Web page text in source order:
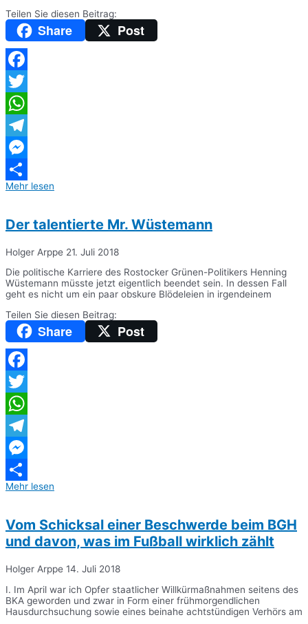
Teilen Sie diesen Beitrag:
Share Post
Facebook
Twitter
WhatsApp
Telegram
Messenger
Teilen
Mehr lesen
Der talentierte Mr. Wüstemann
Holger Arppe 21. Juli 2018
Die politische Karriere des Rostocker Grünen-Politikers Henning
Wüstemann müsste jetzt eigentlich beendet sein. In dessen Fall
geht es nicht um ein paar obskure Blödeleien in irgendeinem
Teilen Sie diesen Beitrag:
Share Post
Facebook
Twitter
WhatsApp
Telegram
Messenger
Teilen
Mehr lesen
Vom Schicksal einer Beschwerde beim BGH
und davon, was im Fußball wirklich zählt
Holger Arppe 14. Juli 2018
I. Im April war ich Opfer staatlicher Willkürmaßnahmen seitens des
BKA geworden und zwar in Form einer frühmorgendlichen
Hausdurchsuchung sowie eines beinahe achtstündigen Verhörs am